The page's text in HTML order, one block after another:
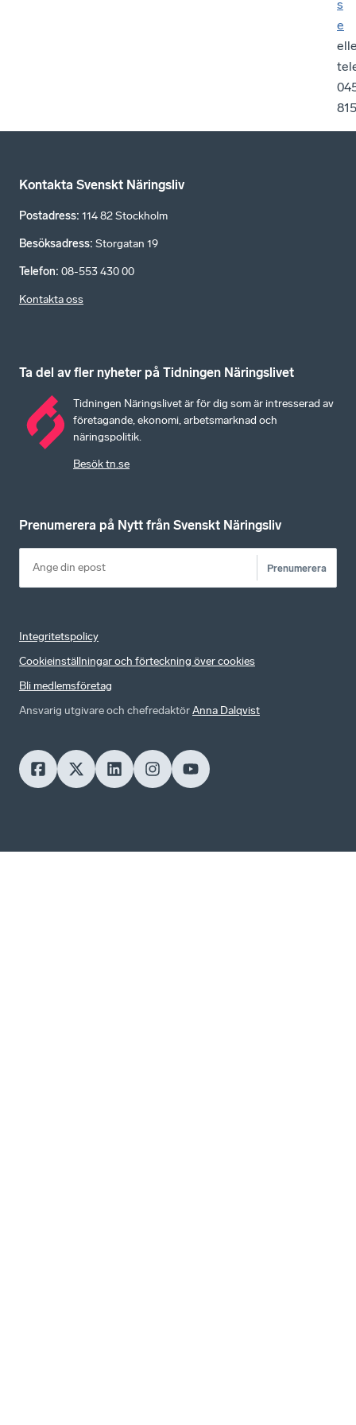
s
e
Kontakta Svenskt Näringsliv
Postadress: 114 82 Stockholm
Besöksadress: Storgatan 19
Telefon: 08-553 430 00
Kontakta oss
Ta del av fler nyheter på Tidningen Näringslivet
Tidningen Näringslivet är för dig som är intresserad av
företagande, ekonomi, arbetsmarknad och
näringspolitik.
Besök tn.se
Prenumerera på Nytt från Svenskt Näringsliv
Prenumerera
Integritetspolicy
Cookieinställningar och förteckning över cookies
Bli medlemsföretag
Ansvarig utgivare och chefredaktörAnna Dalqvist